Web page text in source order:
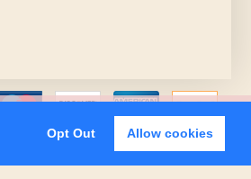
Opt Out Allow cookies
Затвори